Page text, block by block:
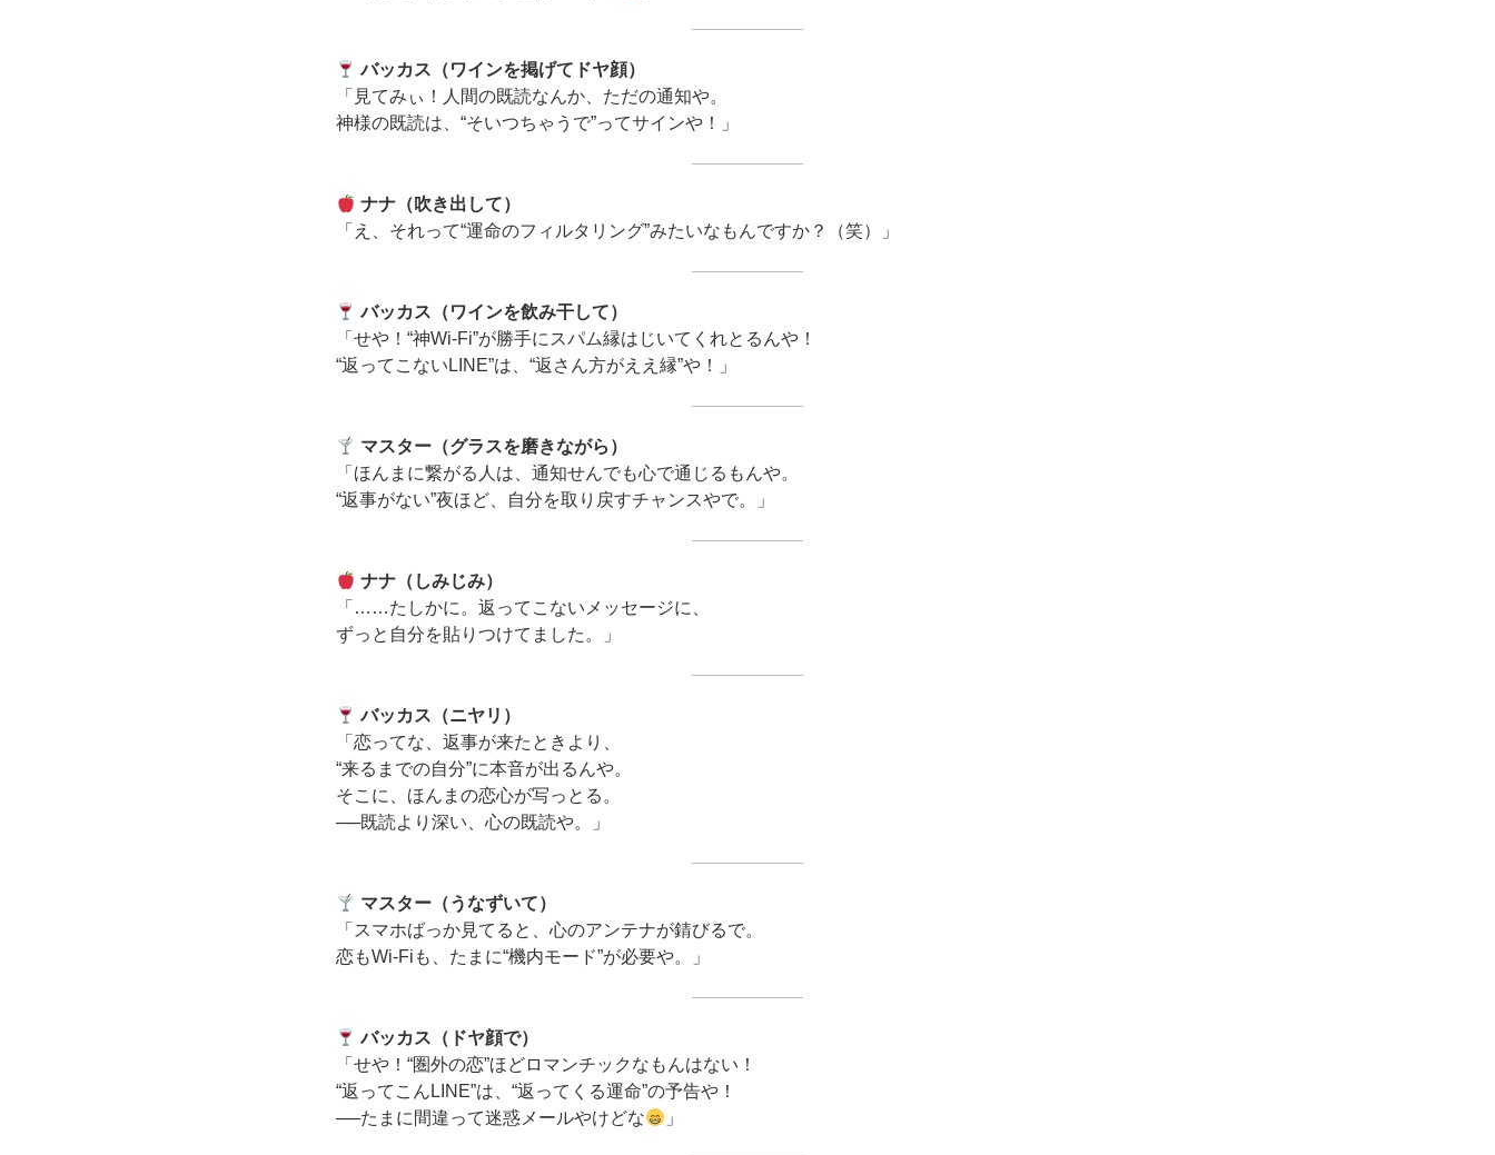
バッカス（ワインを掲げてドヤ顔）
「見てみぃ！人間の既読なんか、ただの通知や。
神様の既読は、“そいつちゃうで”ってサインや！」
ナナ（吹き出して）
「え、それって“運命のフィルタリング”みたいなもんですか？（笑）」
バッカス（ワインを飲み干して）
「せや！“神Wi-Fi”が勝手にスパム縁はじいてくれとるんや！
“返ってこないLINE”は、“返さん方がええ縁”や！」
マスター（グラスを磨きながら）
「ほんまに繋がる人は、通知せんでも心で通じるもんや。
“返事がない”夜ほど、自分を取り戻すチャンスやで。」
ナナ（しみじみ）
「……たしかに。返ってこないメッセージに、
ずっと自分を貼りつけてました。」
バッカス（ニヤリ）
「恋ってな、返事が来たときより、
“来るまでの自分”に本音が出るんや。
そこに、ほんまの恋心が写っとる。
──既読より深い、心の既読や。」
マスター（うなずいて）
「スマホばっか見てると、心のアンテナが錆びるで。
恋もWi-Fiも、たまに“機内モード”が必要や。」
バッカス（ドヤ顔で）
「せや！“圏外の恋”ほどロマンチックなもんはない！
“返ってこんLINE”は、“返ってくる運命”の予告や！
──たまに間違って迷惑メールやけどな
」